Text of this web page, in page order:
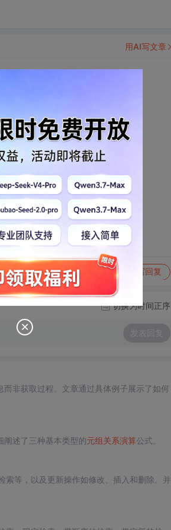
报 写回复
用AI写文章
切换为时间正序
发表回复
非获取过程。文章通过具体例子展示了如何
阐述了三种基本类型的元组关系演算公式。
索等，以及更新操作如修改、插入和删除。并